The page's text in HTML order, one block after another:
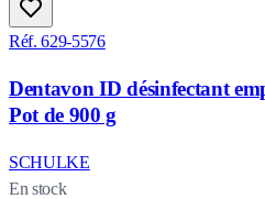
Réf. 629-5576
Dentavon ID désinfectant
Pot de 900 g
SCHULKE
En stock